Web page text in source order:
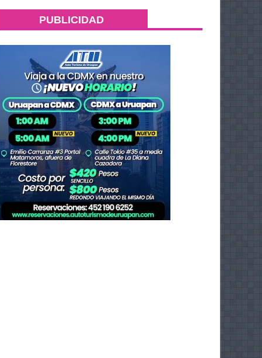
PUBLICIDAD